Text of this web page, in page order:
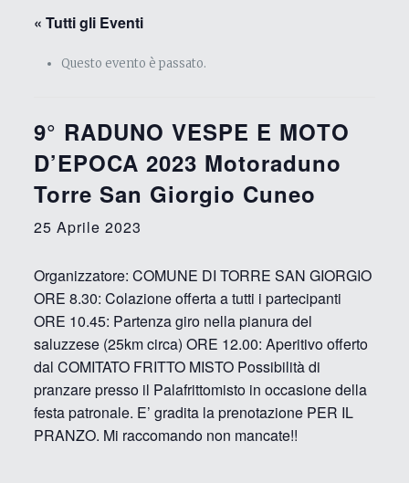
« Tutti gli Eventi
Questo evento è passato.
9° RADUNO VESPE E MOTO
D’EPOCA 2023 Motoraduno
Torre San Giorgio Cuneo
25 Aprile 2023
Organizzatore: COMUNE DI TORRE SAN GIORGIO
ORE 8.30: Colazione offerta a tutti i partecipanti
ORE 10.45: Partenza giro nella pianura del
saluzzese (25km circa) ORE 12.00: Aperitivo offerto
dal COMITATO FRITTO MISTO Possibilità di
pranzare presso il Palafrittomisto in occasione della
festa patronale. E’ gradita la prenotazione PER IL
PRANZO. Mi raccomando non mancate!!